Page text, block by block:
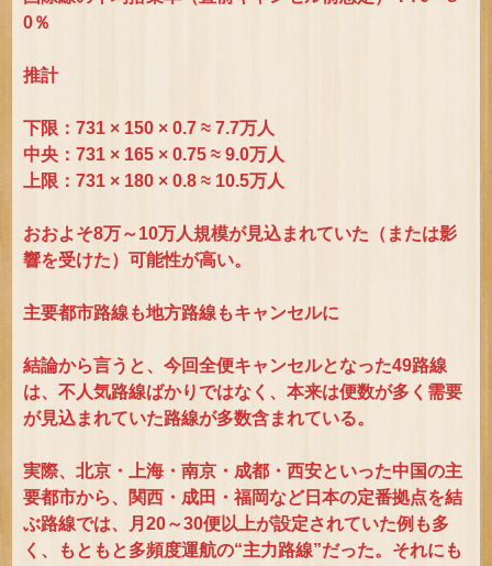
0％
推計
下限：731 × 150 × 0.7 ≈ 7.7万人
中央：731 × 165 × 0.75 ≈ 9.0万人
上限：731 × 180 × 0.8 ≈ 10.5万人
おおよそ8万～10万人規模が見込まれていた（または影
響を受けた）可能性が高い。
主要都市路線も地方路線もキャンセルに
結論から言うと、今回全便キャンセルとなった49路線
は、不人気路線ばかりではなく、本来は便数が多く需要
が見込まれていた路線が多数含まれている。
実際、北京・上海・南京・成都・西安といった中国の主
要都市から、関西・成田・福岡など日本の定番拠点を結
ぶ路線では、月20～30便以上が設定されていた例も多
く、もともと多頻度運航の“主力路線”だった。それにも